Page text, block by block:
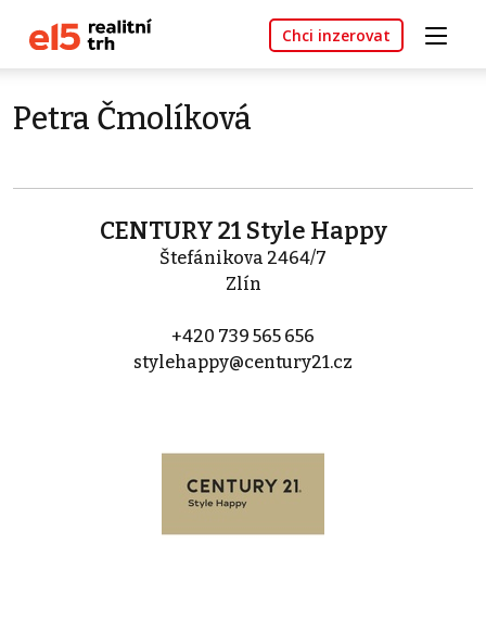
Chci inzerovat
Petra Čmolíková
CENTURY 21 Style Happy
Štefánikova 2464/7
Zlín
+420 739 565 656
stylehappy@century21.cz